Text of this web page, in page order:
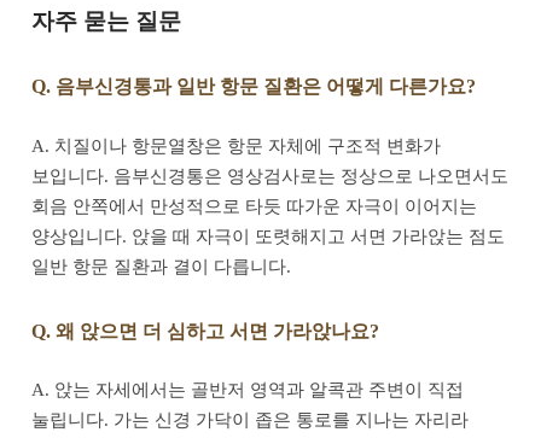
자주 묻는 질문
Q. 음부신경통과 일반 항문 질환은 어떻게 다른가요?
A. 치질이나 항문열창은 항문 자체에 구조적 변화가
보입니다. 음부신경통은 영상검사로는 정상으로 나오면서도
회음 안쪽에서 만성적으로 타듯 따가운 자극이 이어지는
양상입니다. 앉을 때 자극이 또렷해지고 서면 가라앉는 점도
일반 항문 질환과 결이 다릅니다.
Q. 왜 앉으면 더 심하고 서면 가라앉나요?
A. 앉는 자세에서는 골반저 영역과 알콕관 주변이 직접
눌립니다. 가는 신경 가닥이 좁은 통로를 지나는 자리라